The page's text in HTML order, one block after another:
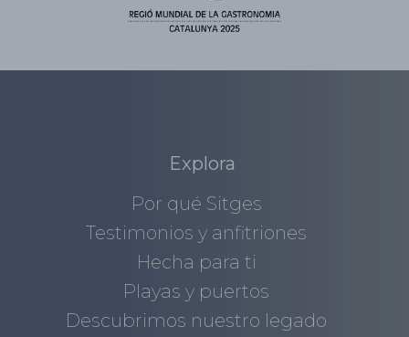
Explora
Por qué Sitges
Testimonios y anfitriones
Hecha para ti
Playas y puertos
Descubrimos nuestro legado